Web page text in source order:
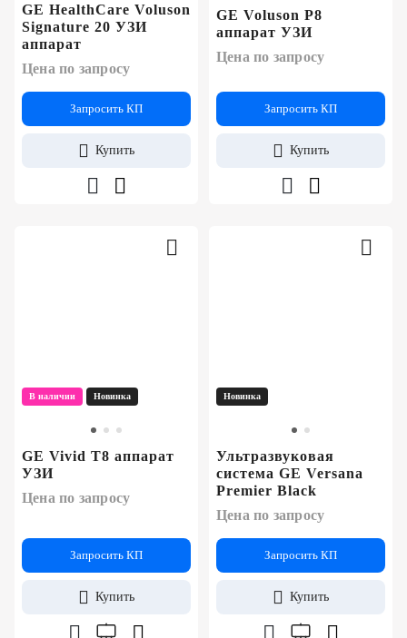
GE HealthCare Voluson
Signature 20 УЗИ
аппарат
Цена по запросу
Запросить КП
Купить
GE Voluson P8
аппарат УЗИ
Цена по запросу
Запросить КП
Купить
В наличии Новинка
GE Vivid T8 аппарат
УЗИ
Цена по запросу
Запросить КП
Купить
Новинка
Ультразвуковая
система GE Versana
Premier Black
Цена по запросу
Запросить КП
Купить